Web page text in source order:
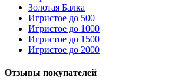
Золотая Балка
Игристое до 500
Игристое до 1000
Игристое до 1500
Игристое до 2000
Отзывы покупателей